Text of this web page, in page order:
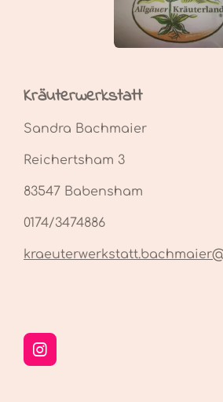
Kräuterwerkstatt
Sandra Bachmaier
Reichertsham 3
83547 Babensham
0174/3474886
I
n